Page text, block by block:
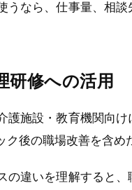
うなら、仕事量、相
研修への活用
護施設・教育機関向
ク後の職場改善を含
の違いを理解すると